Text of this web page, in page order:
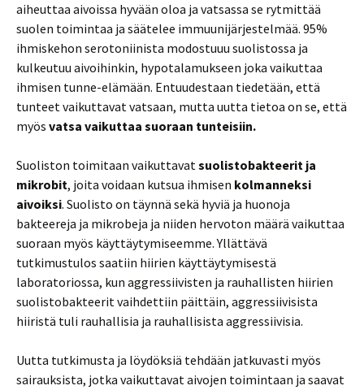
aiheuttaa aivoissa hyvään oloa ja vatsassa se rytmittää
suolen toimintaa ja säätelee immuunijärjestelmää. 95%
ihmiskehon serotoniinista modostuuu suolistossa ja
kulkeutuu aivoihinkin, hypotalamukseen joka vaikuttaa
ihmisen tunne-elämään. Entuudestaan tiedetään, että
tunteet vaikuttavat vatsaan, mutta uutta tietoa on se, että
myös vatsa vaikuttaa suoraan tunteisiin.
Suoliston toimitaan vaikuttavatsuolistobakteerit ja
mikrobit, joita voidaan kutsua ihmisen kolmanneksi
aivoiksi. Suolisto on täynnä sekä hyviä ja huonoja
bakteereja ja mikrobeja ja niiden hervoton määrä vaikuttaa
suoraan myös käyttäytymiseemme. Yllättävä
tutkimustulos saatiin hiirien käyttäytymisestä
laboratoriossa, kun aggressiivisten ja rauhallisten hiirien
suolistobakteerit vaihdettiin päittäin, aggressiivisista
hiiristä tuli rauhallisia ja rauhallisista aggressiivisia.
Uutta tutkimusta ja löydöksiä tehdään jatkuvasti myös
sairauksista, jotka vaikuttavat aivojen toimintaan ja saavat